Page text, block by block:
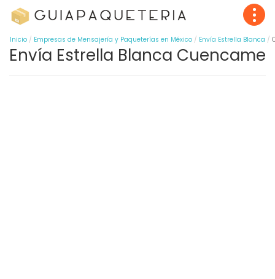
Inicio Empresas de Mensajería y Paqueterías en México Envía Estrella Blanca
Envía Estrella Blanca Cuencame